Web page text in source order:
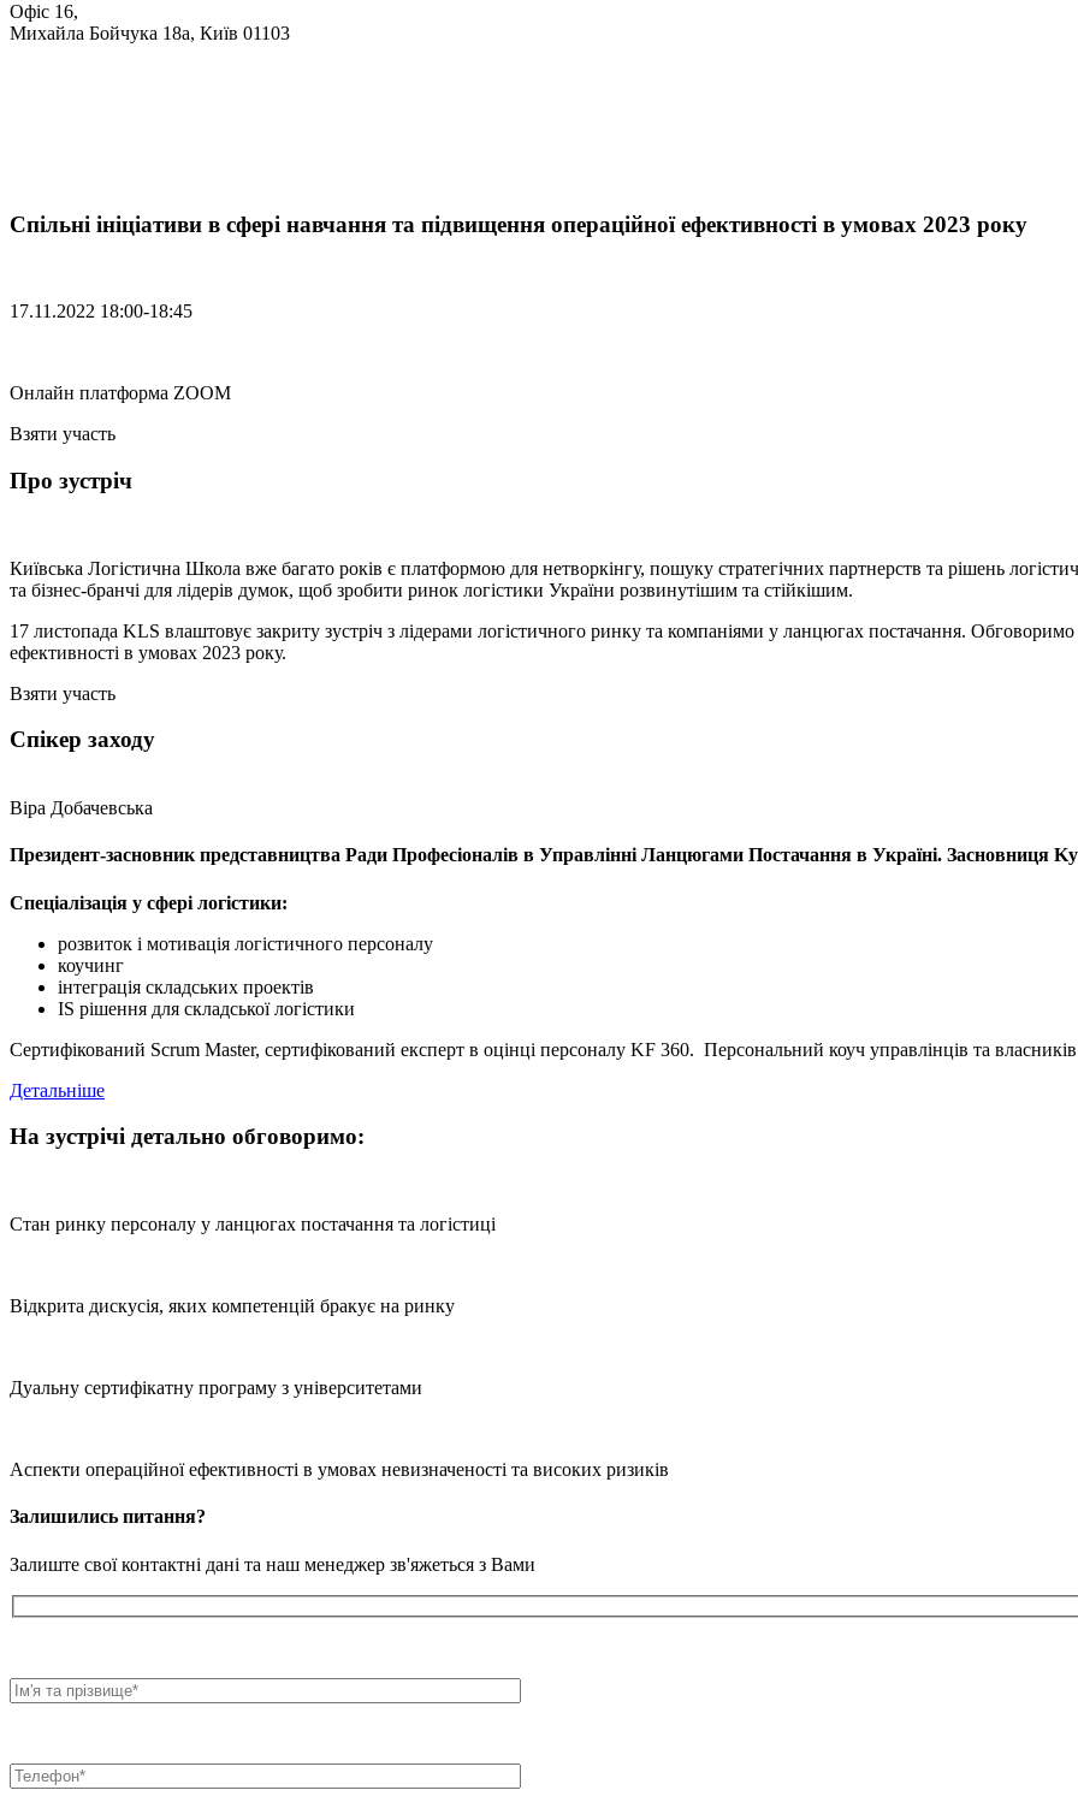
Офіс 16,
Михайла Бойчука 18а, Київ 01103
Спільні ініціативи в сфері навчання та підвищення операційної ефективності в умовах 2023 року
17.11.2022 18:00-18:45
Онлайн платформа ZOOM
Взяти участь
Про зустріч
Київська Логістична Школа вже багато років є платформою для нетворкінгу, пошуку стратегічних партнерств та рішень
та бізнес-бранчі для лідерів думок, щоб зробити ринок логістики України розвинутішим та стійкішим.
17 листопада KLS влаштовує закриту зустріч з лідерами логістичного ринку та компаніями у ланцюгах постачання. Обговоримо
ефективності в умовах 2023 року.
Взяти участь
Спікер заходу
Віра Добачевська
Президент-засновник представництва Ради Професіоналів в Управлінні Ланцюгами Постачання в Україні. Засновниця
Спеціалізація у сфері логістики:
розвиток і мотивація логістичного персоналу
коучинг
інтеграція складських проектів
IS рішення для складської логістики
Сертифікований Scrum Master, сертифікований експерт в оцінці персоналу KF 360. Персональний коуч управлінців та власників
Детальніше
На зустрічі детально обговоримо:
Стан ринку персоналу у ланцюгах постачання та логістиці
Відкрита дискусія, яких компетенцій бракує на ринку
Дуальну сертифікатну програму з університетами
Аспекти операційної ефективності в умовах невизначеності та високих ризиків
Залишились питання?
Залиште свої контактні дані та наш менеджер зв'яжеться з Вами